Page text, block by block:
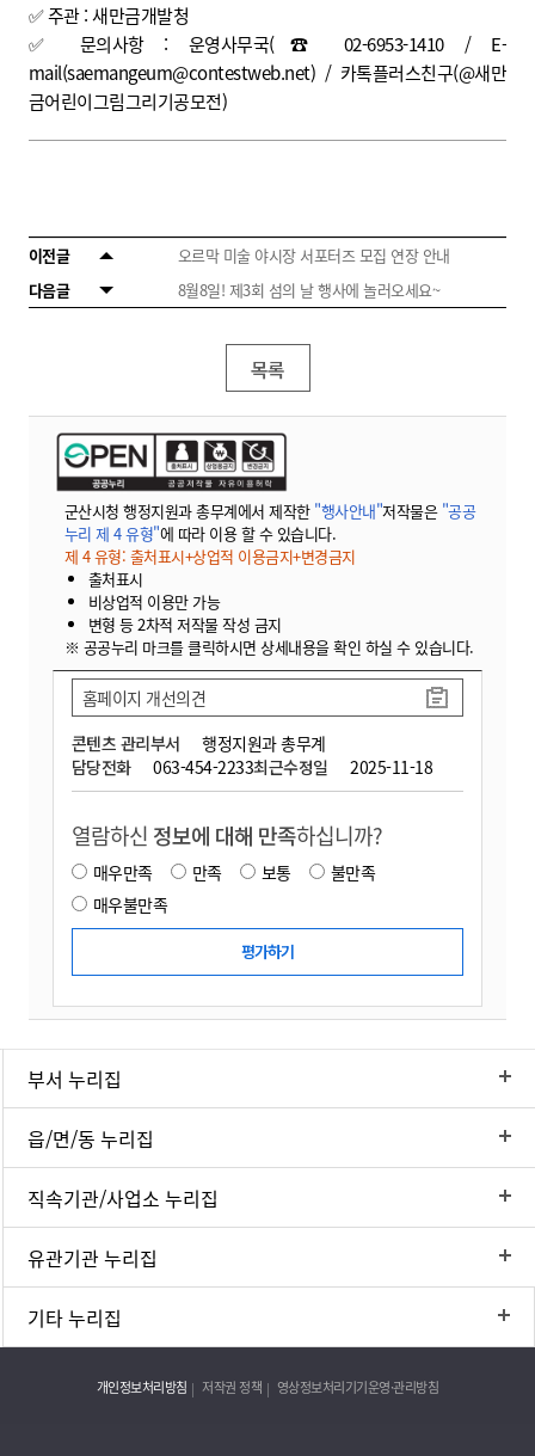
✅ 주관 : 새만금개발청
✅ 문의사항 : 운영사무국(☎
02-6953-1410 / E-
mail(saemangeum@contestweb.net) / 카톡플러스친구(@새만
금어린이그림그리기공모전)
이전글
오르막 미술 야시장 서포터즈 모집 연장 안내
다음글
8월8일! 제3회 섬의 날 행사에 놀러오세요~
목록
군산시청 행정지원과 총무계에서 제작한 "행사안내"저작물은 "공공
누리 제 4 유형"에 따라 이용 할 수 있습니다.
제 4 유형: 출처표시+상업적 이용금지+변경금지
출처표시
비상업적 이용만 가능
변형 등 2차적 저작물 작성 금지
※ 공공누리 마크를 클릭하시면 상세내용을 확인 하실 수 있습니다.
콘텐츠 관리부서
행정지원과 총무계
담당전화
063-454-2233최근수정일 2025-11-18
홈페이지 개선의견
열람하신 정보에 대해 만족하십니까?
매우만족 만족 보통
불만족
매우불만족
부서 누리집
읍/면/동 누리집
직속기관/사업소 누리집
유관기관 누리집
기타 누리집
개인정보처리방침 저작권 정책 영상정보처리기기운영·관리방침